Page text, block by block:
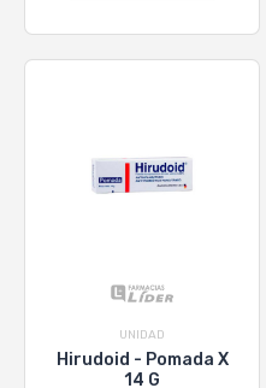
UNIDAD
Hirudoid - Pomada X
14 G